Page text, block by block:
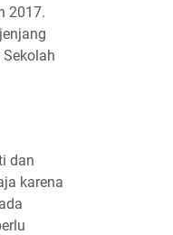
2017.
dan
karena